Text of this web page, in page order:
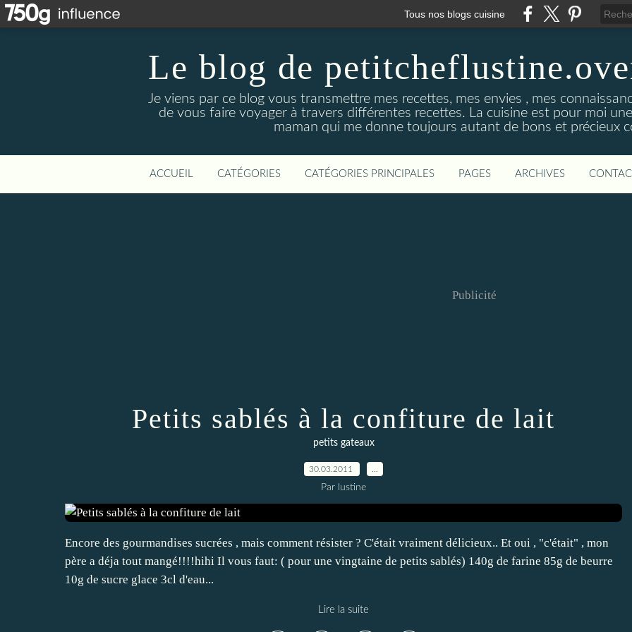
Tous nos blogs cuisine
Le blog de
Je viens par ce blog vous transmettre mes recettes, mes envies , mes
de vous faire voyager à travers différentes recettes. La cuisine est pour moi
maman qui me donne toujours autant de bons et précieux
ACCUEIL CATÉGORIES CATÉGORIES PRINCIPALES PAGES ARCHIVES
Publicité
Petits sablés à la confiture de lait
petits gateaux
30.03.2011
Par lustine
Encore des gourmandises sucrées , mais comment résister ? C'était vraiment délicieux.. Et oui , "c'était" , mon
père a déja tout mangé!!!!hihi Il vous faut: ( pour une vingtaine de petits sablés) 140g de farine 85g de beurre
10g de sucre glace 3cl d'eau...
Lire la suite